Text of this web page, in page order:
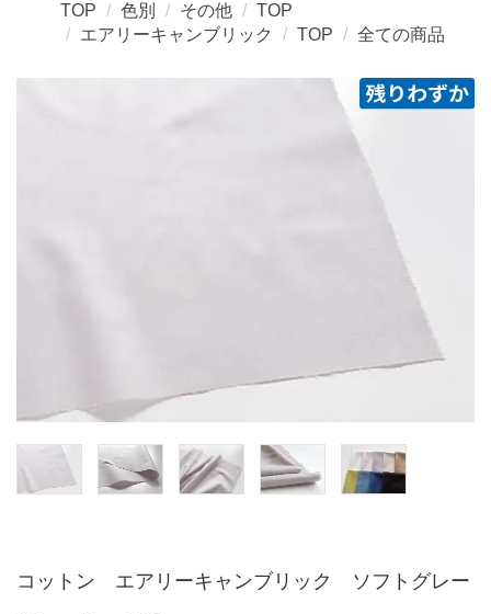
TOP 色別 その他
TOP
エアリーキャンブリック
TOP 全ての商品
コットン エアリーキャンブリック ソフトグレー